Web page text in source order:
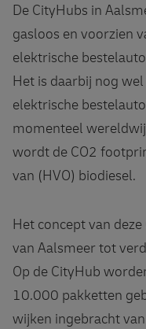
De CityHubs in
gasloos en voorzien
elektrische
Het is daarbij nog
elektrische
momenteel
wordt de CO2
van (HVO) biodiesel.
Het concept van
van Aalsmeer tot
Op de CityHub
10.000 pakketten
wijken ingebracht